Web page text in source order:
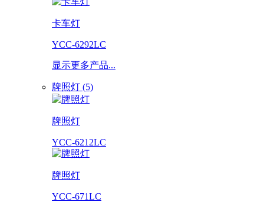
卡车灯
YCC-6292LC
显示更多产品...
牌照灯 (5)
牌照灯
YCC-6212LC
牌照灯
YCC-671LC